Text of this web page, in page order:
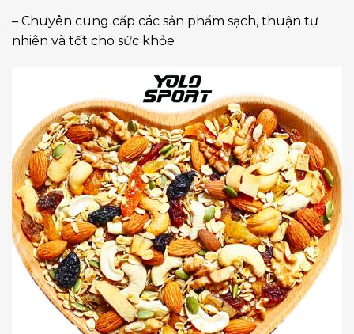
– Chuyên cung cấp các sản phẩm sạch, thuận tự
nhiên và tốt cho sức khỏe